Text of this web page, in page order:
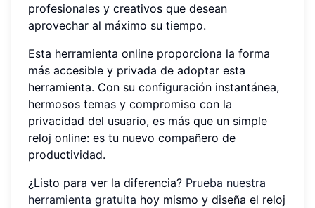
profesionales y creativos que desean
aprovechar al máximo su tiempo.
Esta herramienta online proporciona la forma
más accesible y privada de adoptar esta
herramienta. Con su configuración instantánea,
hermosos temas y compromiso con la
privacidad del usuario, es más que un simple
reloj online: es tu nuevo compañero de
productividad.
¿Listo para ver la diferencia? Prueba nuestra
herramienta gratuita hoy mismo y diseña el reloj